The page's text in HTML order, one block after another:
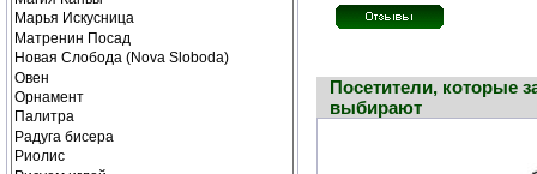
Посетители, которые
выбирают